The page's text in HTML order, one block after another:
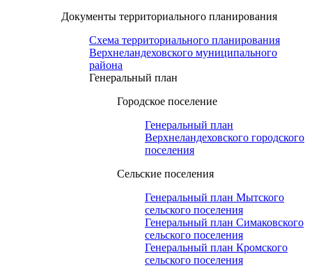
Документы территориального планирования
Схема территориального планирования
Верхнеландеховского муниципального
района
Генеральный план
Городское поселение
Генеральный план
Верхнеландеховского городского
поселения
Сельские поселения
Генеральный план Мытского
сельского поселения
Генеральный план Симаковского
сельского поселения
Генеральный план Кромского
сельского поселения